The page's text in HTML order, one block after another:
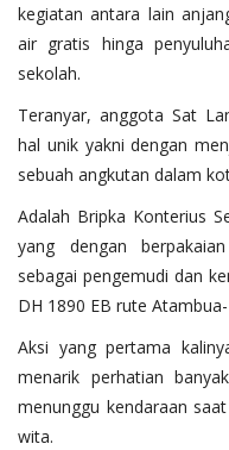
kegiatan antara lain
air gratis hinga
sekolah.
Teranyar, anggota Sat
hal unik yakni dengan
sebuah angkutan dalam
Adalah Bripka Konterius
yang dengan
sebagai pengemudi dan
DH 1890 EB rute
Aksi yang pertama
menarik perhatian
menunggu kendaraan
wita.